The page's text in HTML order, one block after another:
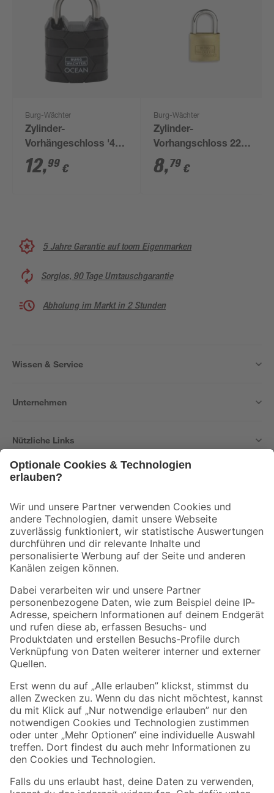
Burg-Wächter
Zylinder-
Vorhängeschloss '490
Ni 30 SB' schwarz 3,5
cm
12,99 €
Burg-Wächter
Zylinder-
Vorhangschloss 222
15 SB
8,79 €
5 Jahre Garantie auf toom Eigenmarken
Sorglos, 90 Tage Umtauschgarantie
Abholung im Markt in 2 Stunden
Wissen & Service
Unternehmen
Nützliche Links
Der toom Newsletter: Keine Angebote und Aktionen mehr verpassen!
Zur Newsletter Anmeldung
Folge uns
Zahlungsarten Versandarten
Sicher einkaufen
Jetzt die toom-App herunterladen